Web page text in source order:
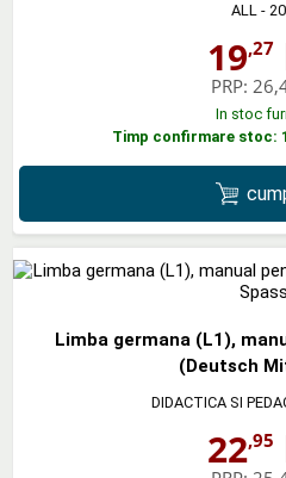
ALL -
19,27
PRP:
In stoc
Timp confirmare stoc:
Limba germana (L1),
(Deutsch
DIDACTICA SI
22,95